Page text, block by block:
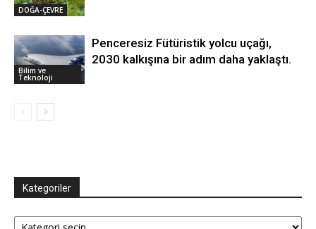
DOĞA-ÇEVRE
Bilim ve
Teknoloji
Penceresiz Fütüristik yolcu uçağı,
2030 kalkışına bir adım daha yaklaştı.
Kategoriler
Kategoriler